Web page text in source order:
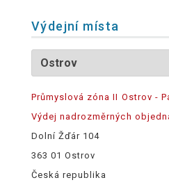
Výdejní místa
Průmyslová zóna II Ostrov -
Výdej nadrozměrných
Dolní Žďár 104
363 01 Ostrov
Česká republika